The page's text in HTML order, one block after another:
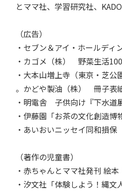
とママ社、学習研究社、
（広告）
・セブン＆アイ・ホールデ
・カゴメ（株） 野菜生活
・大本山増上寺（東京・芝
。かどや製油（株） 冊子表
・明電舎 子供向け『下水道
・伊藤園「お茶の文化創造
・あいおいニッセイ同和損
（著作の児童書）
・赤ちゃんとママ社発刊 絵
・汐文社「体験しよう！縄